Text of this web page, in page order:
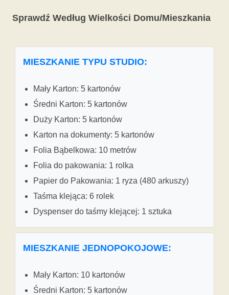
Sprawdź Według Wielkości Domu/Mieszkania
MIESZKANIE TYPU STUDIO:
Mały Karton: 5 kartonów
Średni Karton: 5 kartonów
Duży Karton: 5 kartonów
Karton na dokumenty: 5 kartonów
Folia Bąbelkowa: 10 metrów
Folia do pakowania: 1 rolka
Papier do Pakowania: 1 ryza (480 arkuszy)
Taśma klejąca: 6 rolek
Dyspenser do taśmy klejącej: 1 sztuka
MIESZKANIE JEDNOPOKOJOWE:
Mały Karton: 10 kartonów
Średni Karton: 5 kartonów